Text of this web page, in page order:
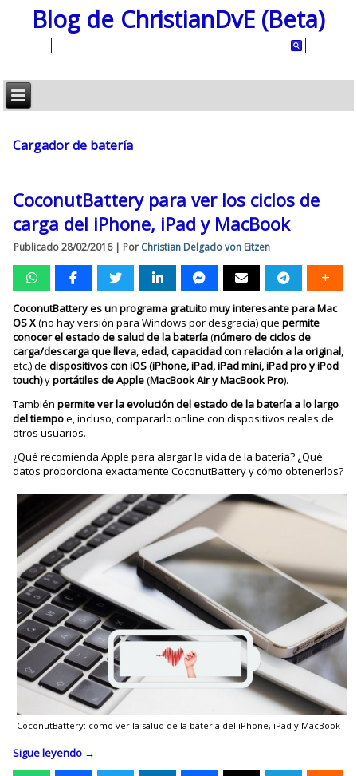
Blog de ChristianDvE (Beta)
Cargador de batería
CoconutBattery para ver los ciclos de
carga del iPhone, iPad y MacBook
Publicado 28/02/2016| Por Christian Delgado von Eitzen
CoconutBattery es un programa gratuito muy interesante para Mac
OS X(no hay versión para Windows por desgracia) quepermite
conocer el estado de salud de la batería(número de ciclos de
carga/descarga que lleva,edad,capacidad con relación a la original,
etc.) dedispositivos con iOS (iPhone, iPad, iPad mini, iPad pro y iPod
touch)yportátiles de Apple(MacBook Air y MacBook Pro).
Tambiénpermite ver la evolución del estado de la batería a lo largo
del tiempoe, incluso, compararlo online con dispositivos reales de
otros usuarios.
¿Qué recomienda Apple para alargar la vida de la batería? ¿Qué
datos proporciona exactamente CoconutBattery y cómo obtenerlos?
CoconutBattery: cómo ver la salud de la batería del iPhone, iPad y MacBook
Sigue leyendo →